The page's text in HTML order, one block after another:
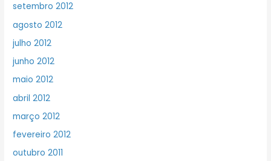
setembro 2012
agosto 2012
julho 2012
junho 2012
maio 2012
abril 2012
março 2012
fevereiro 2012
outubro 2011